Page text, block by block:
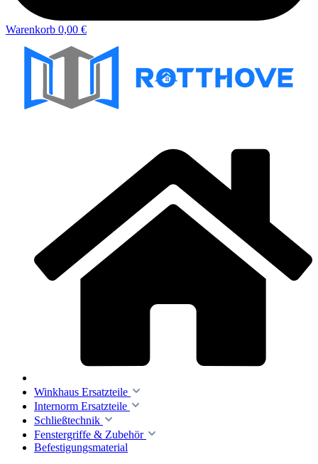
Warenkorb 0,00 €
Winkhaus Ersatzteile
Internorm Ersatzteile
Schließtechnik
Fenstergriffe & Zubehör
Befestigungsmaterial